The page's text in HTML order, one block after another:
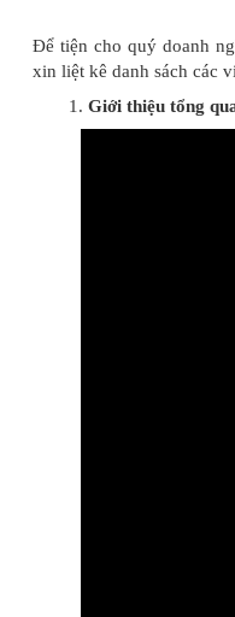
Để tiện cho quý doanh
xin liệt kê danh sách các
Giới thiệu tổng